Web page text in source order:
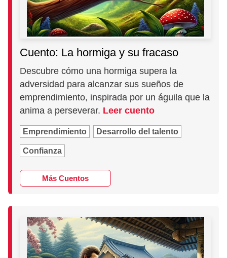
Cuento: La hormiga y su fracaso
Descubre cómo una hormiga supera la
adversidad para alcanzar sus sueños de
emprendimiento, inspirada por un águila que la
anima a perseverar. Leer cuento
Emprendimiento Desarrollo del talento
Confianza
Más Cuentos